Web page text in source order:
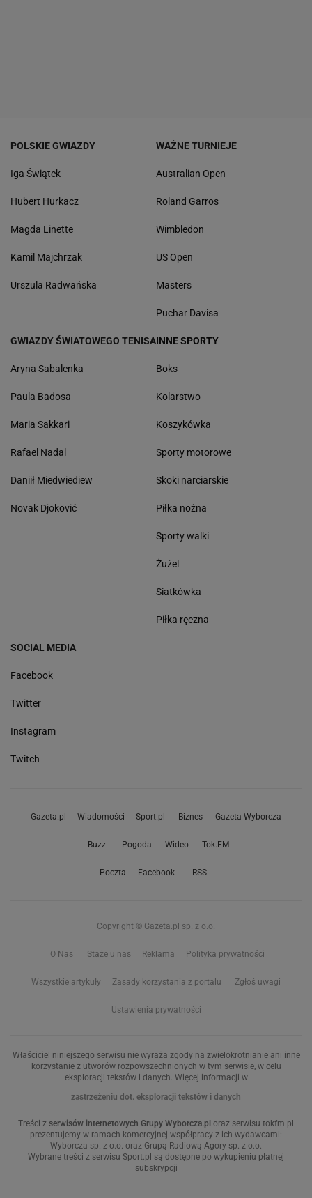
POLSKIE GWIAZDY
Iga Świątek
Hubert Hurkacz
Magda Linette
Kamil Majchrzak
Urszula Radwańska
WAŻNE TURNIEJE
Australian Open
Roland Garros
Wimbledon
US Open
Masters
Puchar Davisa
GWIAZDY ŚWIATOWEGO TENISA
Aryna Sabalenka
Paula Badosa
Maria Sakkari
Rafael Nadal
Daniił Miedwiediew
Novak Djoković
INNE SPORTY
Boks
Kolarstwo
Koszykówka
Sporty motorowe
Skoki narciarskie
Piłka nożna
Sporty walki
Żużel
Siatkówka
Piłka ręczna
SOCIAL MEDIA
Facebook
Twitter
Instagram
Twitch
Gazeta.pl Wiadomości Sport.pl Biznes Gazeta Wyborcza
Buzz Pogoda Wideo Tok.FM
Poczta Facebook RSS
Copyright © Gazeta.pl sp. z o.o.
O Nas Staże u nas Reklama Polityka prywatności
Wszystkie artykuły Zasady korzystania z portalu Zgłoś uwagi
Ustawienia prywatności
Właściciel niniejszego serwisu nie wyraża zgody na zwielokrotnianie ani inne
korzystanie z utworów rozpowszechnionych w tym serwisie, w celu
eksploracji tekstów i danych. Więcej informacji w
zastrzeżeniu dot. eksploracji tekstów i danych
Treści z serwisów internetowych Grupy Wyborcza.pl oraz serwisu tokfm.pl
prezentujemy w ramach komercyjnej współpracy z ich wydawcami:
Wyborcza sp. z o.o. oraz Grupą Radiową Agory sp. z o.o.
Wybrane treści z serwisu Sport.pl są dostępne po wykupieniu płatnej
subskrypcji